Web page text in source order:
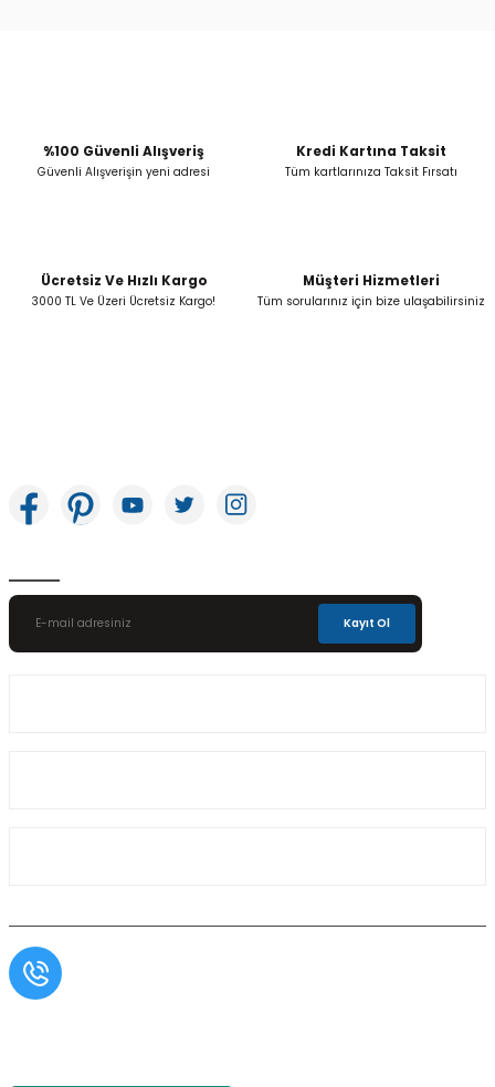
Bu ürüne benzer farklı alternatifler olmalı.
Gönder
%100 Güvenli Alışveriş
Güvenli Alışverişin yeni adresi
Kredi Kartına Taksit
Tüm kartlarınıza Taksit Fırsatı
Ücretsiz Ve Hızlı Kargo
3000 TL Ve Üzeri Ücretsiz Kargo!
Müşteri Hizmetleri
Tüm sorularınız için bize ulaşabilirsiniz
Kayıt Ol